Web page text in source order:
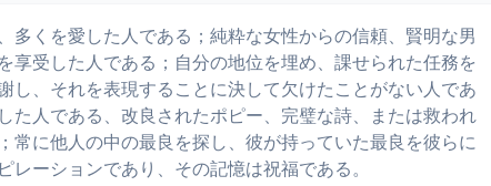
多くを愛した人である；純粋な女性からの信頼、賢明な男
享受した人である；自分の地位を埋め、課せられた任務を
し、それを表現することに決して欠けたことがない人であ
た人である、改良されたポピー、完璧な詩、または救われ
常に他人の中の最良を探し、彼が持っていた最良を彼らに
ーションであり、その記憶は祝福である。